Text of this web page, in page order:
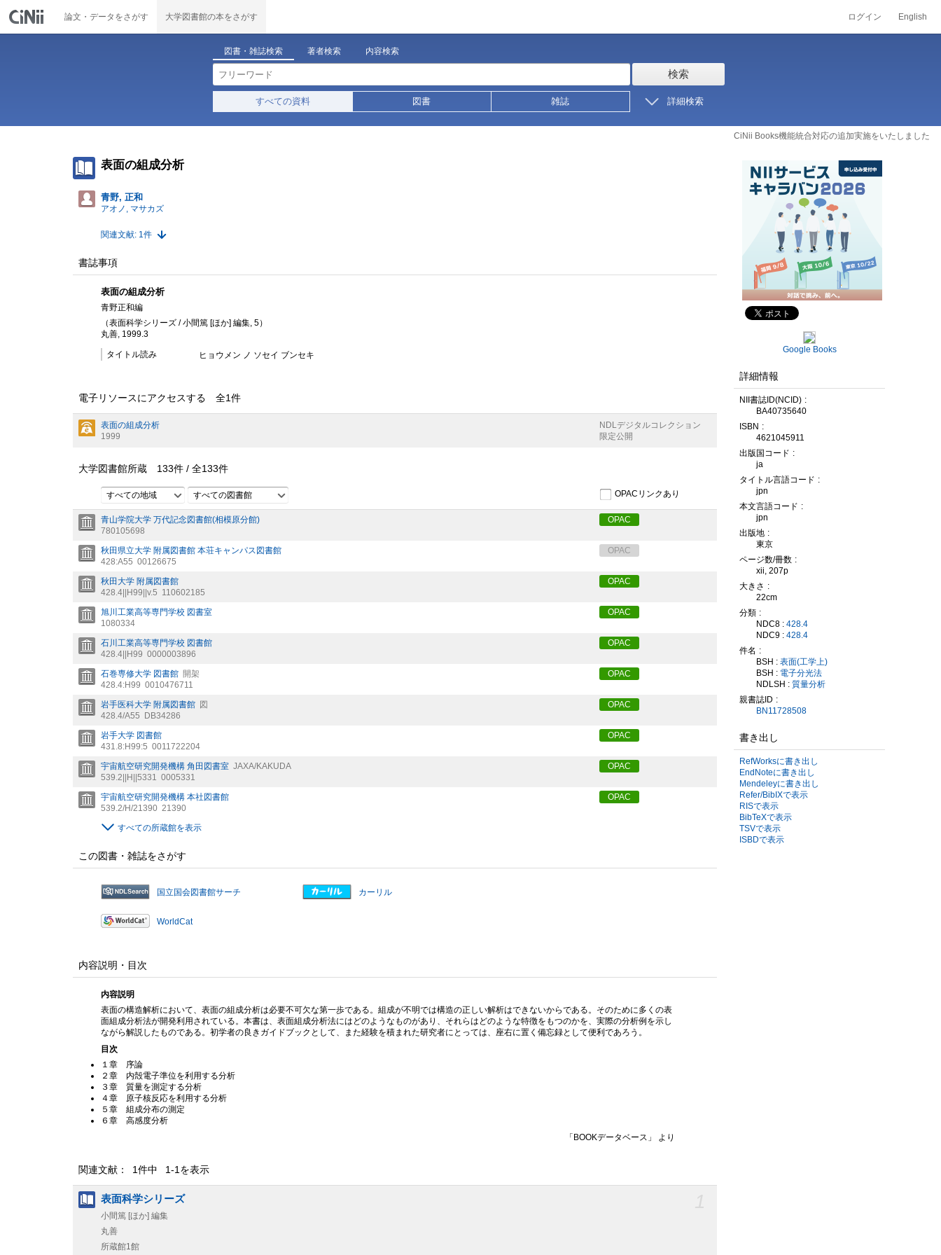
論文・データをさがす 大学図書館の本をさがす ログイン English
図書・雑誌検索 著者検索 内容検索
検索
すべての資料 図書 雑誌 詳細検索
CiNii Books機能統合対応の追加実施をいたしました
表面の組成分析
青野, 正和
アオノ, マサカズ
関連文献: 1件
書誌事項
表面の組成分析
青野正和編
（表面科学シリーズ / 小間篤 [ほか] 編集, 5）
丸善, 1999.3
タイトル読み ヒョウメン ノ ソセイ ブンセキ
電子リソースにアクセスする 全1件
表面の組成分析
1999
NDLデジタルコレクション
限定公開
大学図書館所蔵 133件 / 全133件
すべての地域 すべての図書館 OPACリンクあり
青山学院大学 万代記念図書館(相模原分館)
780105698
OPAC
秋田県立大学 附属図書館 本荘キャンパス図書館
428:A55 00126675
OPAC
秋田大学 附属図書館
428.4||H99||v.5 110602185
OPAC
旭川工業高等専門学校 図書室
1080334
OPAC
石川工業高等専門学校 図書館
428.4||H99 0000003896
OPAC
石巻専修大学 図書館 開架
428.4:H99 0010476711
OPAC
岩手医科大学 附属図書館 図
428.4/A55 DB34286
OPAC
岩手大学 図書館
431.8:H99:5 0011722204
OPAC
宇宙航空研究開発機構 角田図書室 JAXA/KAKUDA
539.2||H||5331
0005331
OPAC
宇宙航空研究開発機構 本社図書館
539.2/H/21390 21390
OPAC
すべての所蔵館を表示
この図書・雑誌をさがす
国立国会図書館サーチ カーリル
WorldCat
内容説明・目次
内容説明
表面の構造解析において、表面の組成分析は必要不可欠な第一歩である。組成が不明では構造の正しい解析はできないからである。そのために多くの表
面組成分析法が開発利用されている。本書は、表面組成分析法にはどのようなものがあり、それらはどのような特徴をもつのかを、実際の分析例を示し
ながら解説したものである。初学者の良きガイドブックとして、また経験を積まれた研究者にとっては、座右に置く備忘録として便利であろう。
目次
１章 序論
２章 内殻電子準位を利用する分析
３章 質量を測定する分析
４章 原子核反応を利用する分析
５章 組成分布の測定
６章 高感度分析
「BOOKデータベース」 より
関連文献： 1件中 1-1を表示
表面科学シリーズ
小間篤 [ほか] 編集
丸善
所蔵館1館
Google Books
詳細情報
NII書誌ID(NCID)
BA40735640
ISBN
4621045911
出版国コード
ja
タイトル言語コード
jpn
本文言語コード
jpn
出版地
東京
ページ数/冊数
xii, 207p
大きさ
22cm
分類
NDC8 : 428.4
NDC9 : 428.4
件名
BSH : 表面(工学上)
BSH : 電子分光法
NDLSH : 質量分析
親書誌ID
BN11728508
書き出し
RefWorksに書き出し
EndNoteに書き出し
Mendeleyに書き出し
Refer/BibIXで表示
RISで表示
BibTeXで表示
TSVで表示
ISBDで表示